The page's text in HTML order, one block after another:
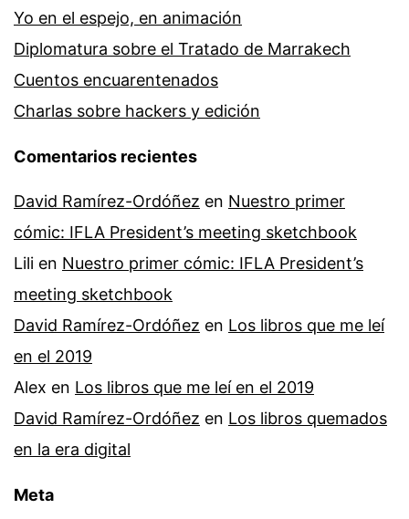
Yo en el espejo, en animación
Diplomatura sobre el Tratado de Marrakech
Cuentos encuarentenados
Charlas sobre hackers y edición
Comentarios recientes
David Ramírez-Ordóñez en Nuestro primer
cómic: IFLA President’s meeting sketchbook
Lili en Nuestro primer cómic: IFLA President’s
meeting sketchbook
David Ramírez-Ordóñez en Los libros que me leí
en el 2019
Alex en Los libros que me leí en el 2019
David Ramírez-Ordóñez en Los libros quemados
en la era digital
Meta